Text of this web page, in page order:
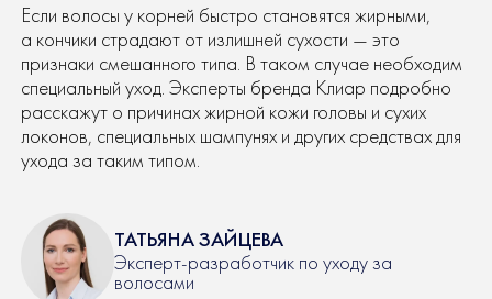
Если волосы у корней быстро становятся жирными,
а кончики страдают от излишней сухости — это
признаки смешанного типа. В таком случае необходим
специальный уход. Эксперты бренда Клиар подробно
расскажут о причинах жирной кожи головы и сухих
локонов, специальных шампунях и других средствах для
ухода за таким типом.
ТАТЬЯНА ЗАЙЦЕВА
Эксперт-разработчик по уходу за
волосами